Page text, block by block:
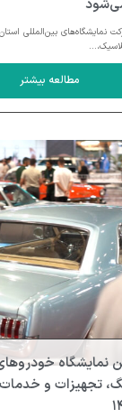
نمایشگاه‌های بین‌المللی
مطالعه بیشتر
نمایشگاه
تجهیزات و